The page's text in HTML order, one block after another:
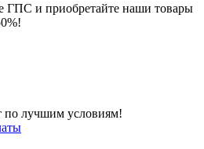
ГПС и приобретайте наши товары
по лучшим условиям!